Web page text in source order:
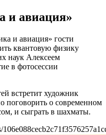
и авиация»
и авиация» гости
квантовую физику
наук Алексеем
в фотосессии
встретит художник
поговорить о современном
и сыграть в шахматы.